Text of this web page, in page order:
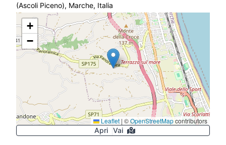
(Ascoli Piceno), Marche, Italia
+
−
Leaflet | ©OpenStreetMapcontributors
Apri
Vai